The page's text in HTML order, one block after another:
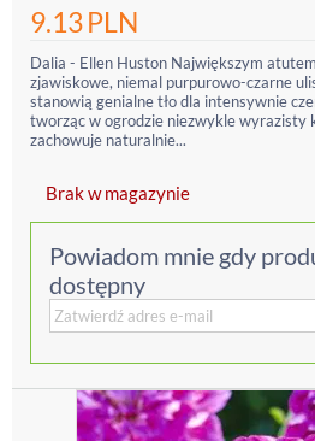
9.13PLN
Dalia - Ellen Huston Największym
zjawiskowe, niemal purpurowo-czarne
stanowią genialne tło dla intensywnie
tworząc w ogrodzie niezwykle wyrazisty
zachowuje naturalnie...
Brak w magazynie
Powiadom mnie gdy
dostępny